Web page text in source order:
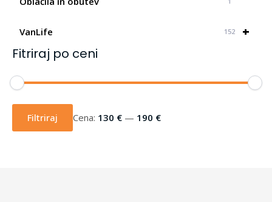
+
VanLife 152
Fitriraj po ceni
Min
cena
Max
cenaFiltriraj Cena: 130 € — 190 €